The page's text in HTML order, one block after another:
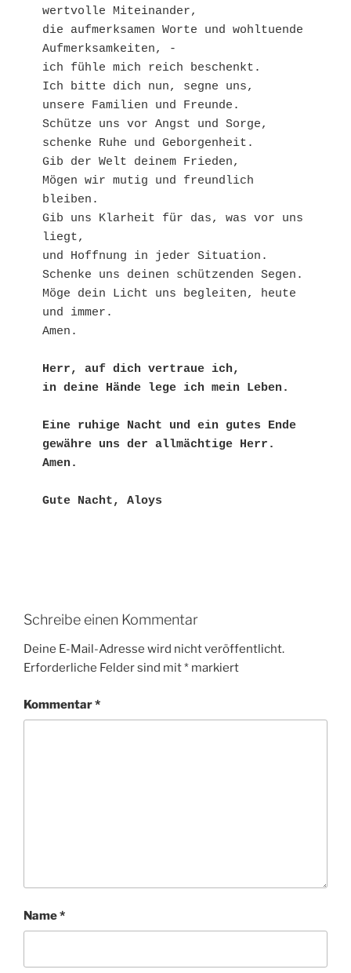
wertvolle Miteinander,
die aufmerksamen Worte und wohltuende
Aufmerksamkeiten, -
ich fühle mich reich beschenkt.
Ich bitte dich nun, segne uns,
unsere Familien und Freunde.
Schütze uns vor Angst und Sorge,
schenke Ruhe und Geborgenheit.
Gib der Welt deinem Frieden,
Mögen wir mutig und freundlich
bleiben.
Gib uns Klarheit für das, was vor uns
liegt,
und Hoffnung in jeder Situation.
Schenke uns deinen schützenden Segen.
Möge dein Licht uns begleiten, heute
und immer.
Amen.
Herr, auf dich vertraue ich,
in deine Hände lege ich mein Leben.
Eine ruhige Nacht und ein gutes Ende
gewähre uns der allmächtige Herr.
Amen.
Gute Nacht, Aloys
Schreibe einen Kommentar
Deine E-Mail-Adresse wird nicht veröffentlicht.
Erforderliche Felder sind mit* markiert
Kommentar*
Name*